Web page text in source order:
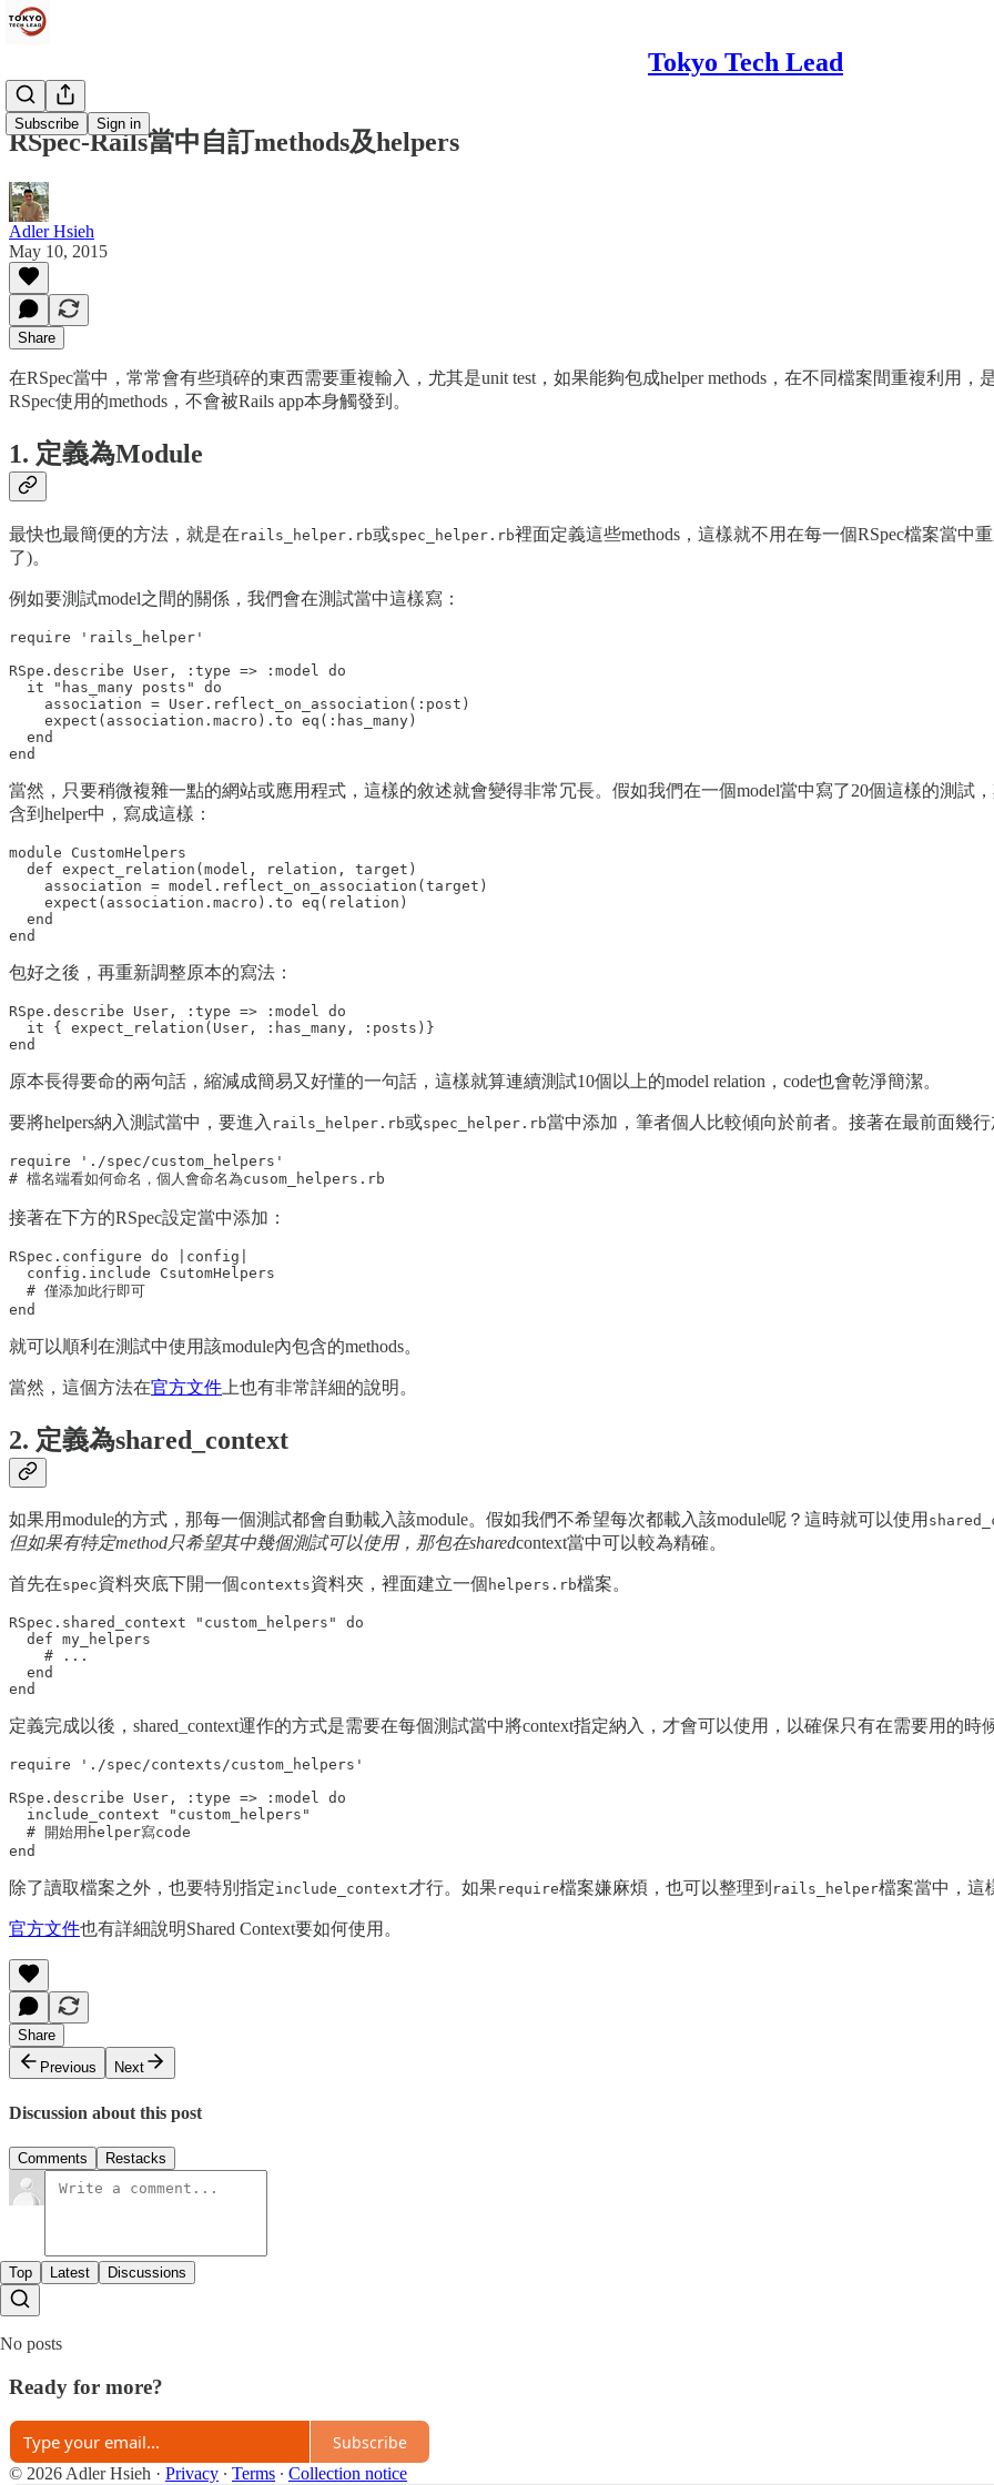
Tokyo Tech Lead
Subscribe Sign in
RSpec-Rails當中自訂methods及helpers
Adler Hsieh
May 10, 2015
Share
在RSpec當中，常常會有些瑣碎的東西需要重複輸入，尤其是unit test，如果能夠包成helper methods，在不同檔案間重複利用
RSpec使用的methods，不會被Rails app本身觸發到。
1. 定義為Module
最快也最簡便的方法，就是在 rails_helper.rb或spec_helper.rb裡面定義這些methods，這樣就不用在每一個RSpec檔案當中
了)。
例如要測試model之間的關係，我們會在測試當中這樣寫：
require 'rails_helper'
RSpe.describe User, :type => :model do
  it "has_many posts" do
    association = User.reflect_on_association(:post)
    expect(association.macro).to eq(:has_many)
  end
當然，只要稍微複雜一點的網站或應用程式，這樣的敘述就會變得非常冗長。假如我們在一個model當中寫了20個這樣的測試
含到helper中，寫成這樣：
module CustomHelpers
  def expect_relation(model, relation, target)
    association = model.reflect_on_association(target)
    expect(association.macro).to eq(relation)
  end
包好之後，再重新調整原本的寫法：
RSpe.describe User, :type => :model do
  it { expect_relation(User, :has_many, :posts)}
原本長得要命的兩句話，縮減成簡易又好懂的一句話，這樣就算連續測試10個以上的model relation，code也會乾淨簡潔。
要將helpers納入測試當中，要進入 rails_helper.rb或spec_helper.rb當中添加，筆者個人比較傾向於前者。接著在最前面幾
require './spec/custom_helpers'
接著在下方的RSpec設定當中添加：
RSpec.configure do |config|
  config.include CsutomHelpers
  # 僅添加此行即可
就可以順利在測試中使用該module內包含的methods。
當然，這個方法在官方文件 上也有非常詳細的說明。
2. 定義為shared_context
如果用module的方式，那每一個測試都會自動載入該module。假如我們不希望每次都載入該module呢？這時就可以使用
但如果有特定method只希望其中幾個測試可以使用，那包在sharedcontext當中可以較為精確。
首先在spec資料夾底下開一個contexts資料夾，裡面建立一個 helpers.rb檔案。
RSpec.shared_context "custom_helpers" do
  def my_helpers
    # ...
  end
定義完成以後，shared_context運作的方式是需要在每個測試當中將context指定納入，才會可以使用，以確保只有在需要用的時
require './spec/contexts/custom_helpers'
RSpe.describe User, :type => :model do
  include_context "custom_helpers"
  # 開始用helper寫code
除了讀取檔案之外，也要特別指定include_context才行。如果require檔案嫌麻煩，也可以整理到 rails_helper檔案當中，這
官方文件也有詳細說明Shared Context要如何使用。
Share
Previous
Next
Discussion about this post
Comments Restacks
Top Latest Discussions
No posts
Ready for more?
Subscribe
© 2026 Adler Hsieh · Privacy ∙ Terms ∙ Collection notice